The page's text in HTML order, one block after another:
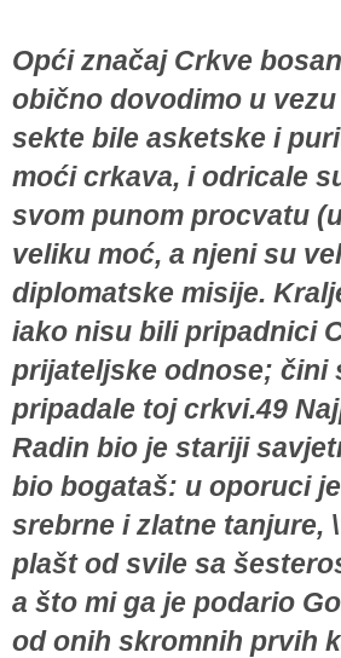
Opći značaj Crkve
obično dovodimo u
sekte bile asketske i
moći crkava, i odricale
svom punom procvatu
veliku moć, a njeni su
diplomatske misije.
iako nisu bili pripadnici
prijateljske odnose; čini
pripadale toj crkvi.49
Radin bio je stariji
bio bogataš: u oporuci
srebrne i zlatne tanjure,
plašt od svile sa
a što mi ga je podario
od onih skromnih prvih